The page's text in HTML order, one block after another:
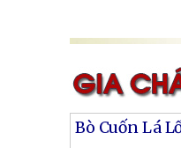
Bò Cuốn Lá